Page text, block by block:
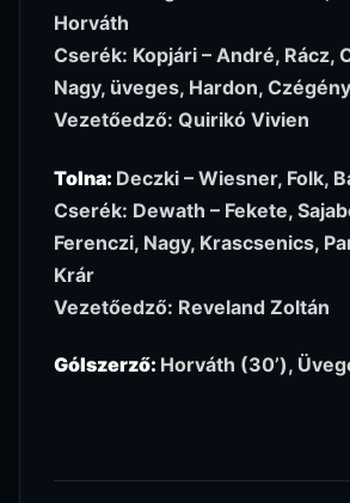
Horváth
Cserék: Kopjári – André, Rácz,
Nagy, üveges, Hardon, Czégény
Vezetőedző: Quirikó Vivien
Tolna: Deczki – Wiesner, Folk,
Cserék: Dewath – Fekete,
Ferenczi, Nagy, Krascsenics,
Krár
Vezetőedző: Reveland Zoltán
Gólszerző: Horváth (30’),